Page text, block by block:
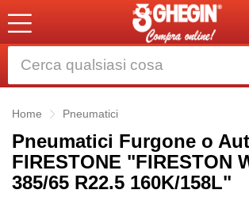
Home Pneumatici
Pneumatici Furgone o
FIRESTONE "FIRESTON
385/65 R22.5 160K/158L"